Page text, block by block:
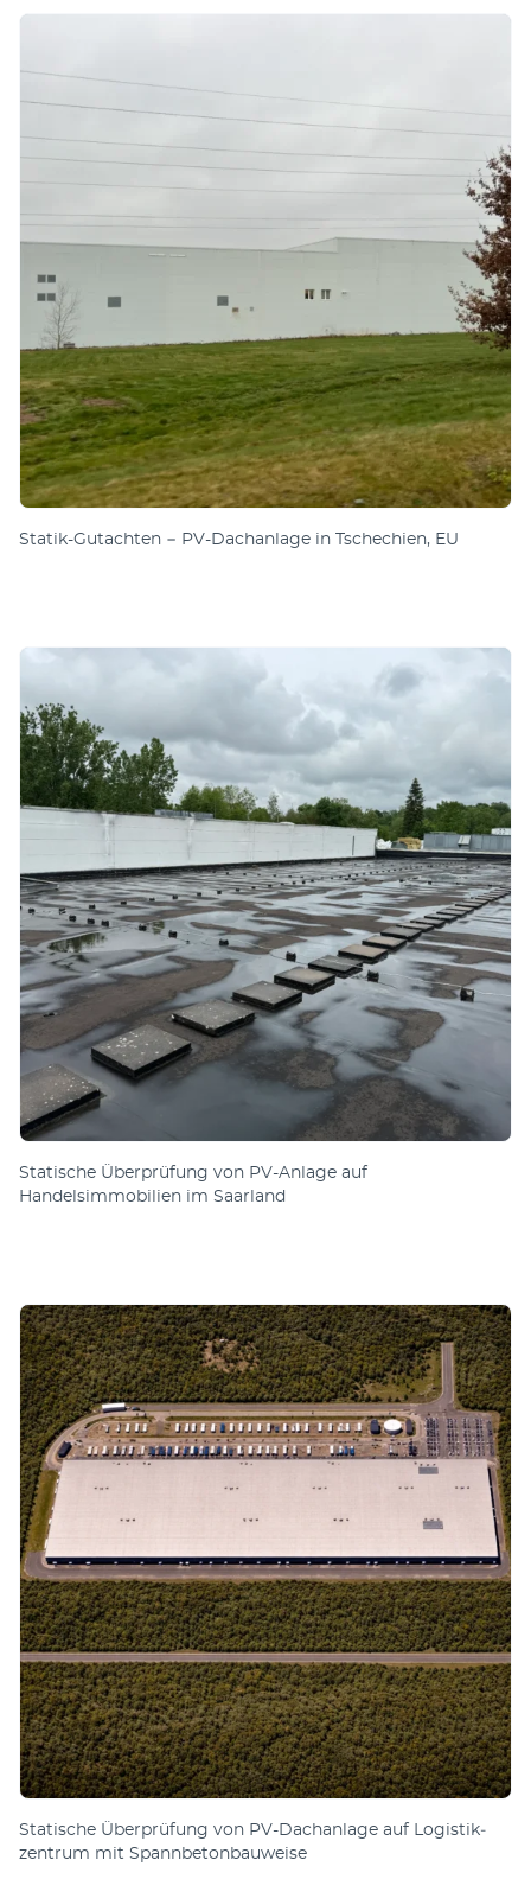
Statik-Gutachten − PV-Dachanlage in Tschechien, EU
Statische Überprüfung von PV-Anlage auf
Handelsimmobilien im Saarland
Sta­tische Über­prüfung von PV-Dach­an­lage auf Lo­gis­tik­
zen­trum mit Spann­be­ton­bau­weise